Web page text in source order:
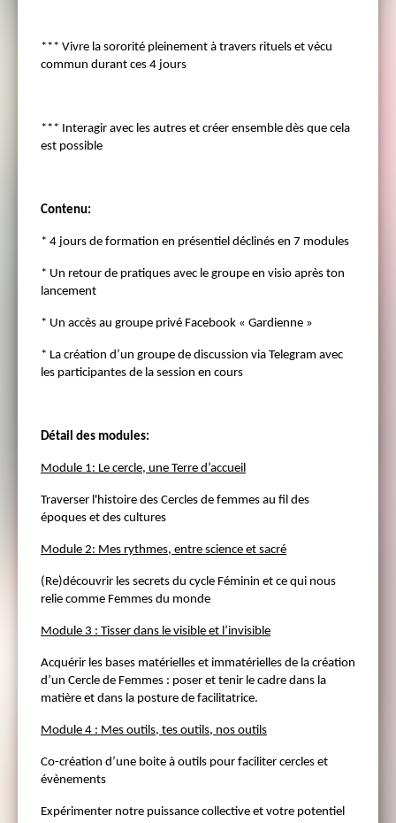
*** Vivre la sororité pleinement à travers rituels et vécu
commun durant ces 4 jours
*** Interagir avec les autres et créer ensemble dès que cela
est possible
Contenu:
* 4 jours de formation en présentiel déclinés en 7 modules
* Un retour de pratiques avec le groupe en visio après ton
lancement
* Un accès au groupe privé Facebook « Gardienne »
* La création d’un groupe de discussion via Telegram avec
les participantes de la session en cours
Détail des modules:
Module 1: Le cercle, une Terre d’accueil
Traverser l'histoire des Cercles de femmes au fil des
époques et des cultures
Module 2: Mes rythmes, entre science et sacré
(Re)découvrir les secrets du cycle Féminin et ce qui nous
relie comme Femmes du monde
Module 3 : Tisser dans le visible et l’invisible
Acquérir les bases matérielles et immatérielles de la création
d’un Cercle de Femmes : poser et tenir le cadre dans la
matière et dans la posture de facilitatrice.
Module 4 : Mes outils, tes outils, nos outils
Co-création d’une boite à outils pour faciliter cercles et
évènements
Expérimenter notre puissance collective et votre potentiel